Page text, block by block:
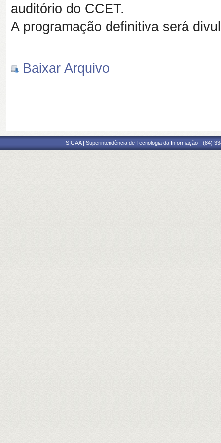
auditório do CCET.
A programação definitiva será
Baixar Arquivo
SIGAA | Superintendência de Tecnologia da Informação - (84)